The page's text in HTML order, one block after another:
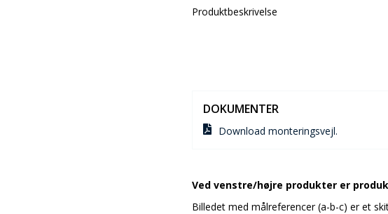
Produktbeskrivelse
DOKUMENTER
Download monteringsvejl.
Ved venstre/højre produkter er
Billedet med målreferencer (a-b-c) er et